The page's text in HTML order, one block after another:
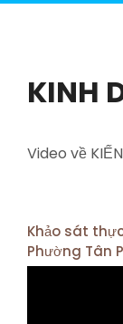
KINH
Video về
Khảo sát
Phường Tân